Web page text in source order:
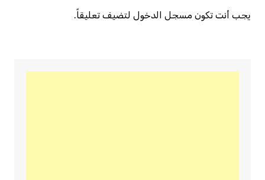
يجب أنت تكون مسجل الدخوللتضيف تعليقاً.